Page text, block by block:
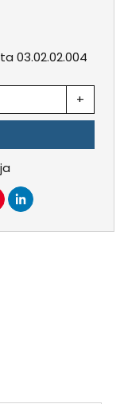
03.02.02.004
+